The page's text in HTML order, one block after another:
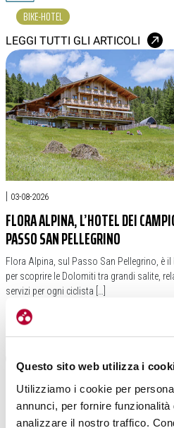
Questo sito web utilizza i
Utilizziamo i cookie per
annunci, per fornire
analizzare il nostro traffico.
BIKE-HOTEL
LEGGI TUTTI GLI ARTICOLI
| 03-08-2026
FLORA ALPINA, L’HOTEL DEI
PASSO SAN PELLEGRINO
Flora Alpina, sul Passo San Pellegrino, è il
per scoprire le Dolomiti tra grandi salite,
servizi per ogni ciclista […]
#BIKE HOTEL